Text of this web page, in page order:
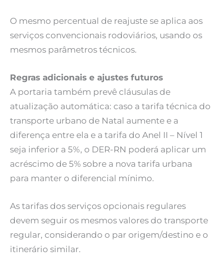
O mesmo percentual de reajuste se aplica aos
serviços convencionais rodoviários, usando os
mesmos parâmetros técnicos.
Regras adicionais e ajustes futuros
A portaria também prevê cláusulas de
atualização automática: caso a tarifa técnica do
transporte urbano de Natal aumente e a
diferença entre ela e a tarifa do Anel II – Nível 1
seja inferior a 5%, o DER-RN poderá aplicar um
acréscimo de 5% sobre a nova tarifa urbana
para manter o diferencial mínimo.
As tarifas dos serviços opcionais regulares
devem seguir os mesmos valores do transporte
regular, considerando o par origem/destino e o
itinerário similar.